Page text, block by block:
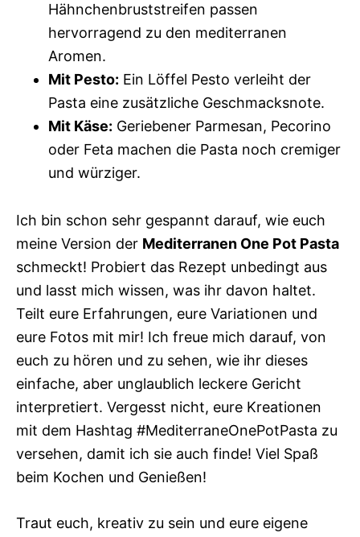
Hähnchenbruststreifen passen
hervorragend zu den mediterranen
Aromen.
Mit Pesto: Ein Löffel Pesto verleiht der
Pasta eine zusätzliche Geschmacksnote.
Mit Käse: Geriebener Parmesan, Pecorino
oder Feta machen die Pasta noch cremiger
und würziger.
Ich bin schon sehr gespannt darauf, wie euch
meine Version der Mediterranen One Pot Pasta
schmeckt! Probiert das Rezept unbedingt aus
und lasst mich wissen, was ihr davon haltet.
Teilt eure Erfahrungen, eure Variationen und
eure Fotos mit mir! Ich freue mich darauf, von
euch zu hören und zu sehen, wie ihr dieses
einfache, aber unglaublich leckere Gericht
interpretiert. Vergesst nicht, eure Kreationen
mit dem Hashtag #MediterraneOnePotPasta zu
versehen, damit ich sie auch finde! Viel Spaß
beim Kochen und Genießen!
Traut euch, kreativ zu sein und eure eigene